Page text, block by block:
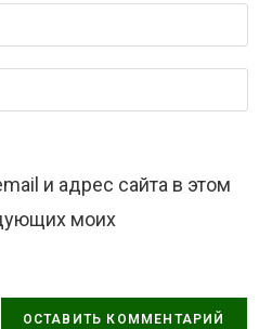
и адрес сайта в этом
моих